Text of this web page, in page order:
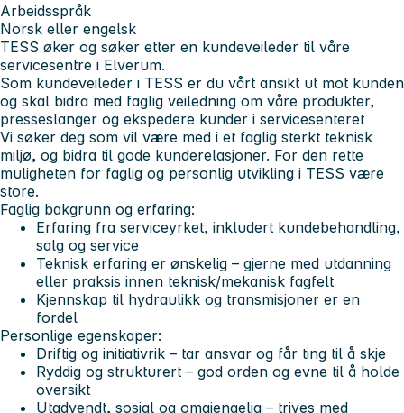
Arbeidsspråk
Norsk eller engelsk
TESS øker og søker etter en kundeveileder til våre
servicesentre i Elverum.
Som kundeveileder i TESS er du vårt ansikt ut mot kunden
og skal bidra med faglig veiledning om våre produkter,
presseslanger og ekspedere kunder i servicesenteret
Vi søker deg som vil være med i et faglig sterkt teknisk
miljø, og bidra til gode kunderelasjoner. For den rette
muligheten for faglig og personlig utvikling i TESS være
store.
Faglig bakgrunn og erfaring:
Erfaring fra serviceyrket, inkludert kundebehandling,
salg og service
Teknisk erfaring er ønskelig – gjerne med utdanning
eller praksis innen teknisk/mekanisk fagfelt
Kjennskap til hydraulikk og transmisjoner er en
fordel
Personlige egenskaper:
Driftig og initiativrik – tar ansvar og får ting til å skje
Ryddig og strukturert – god orden og evne til å holde
oversikt
Utadvendt, sosial og omgjengelig – trives med